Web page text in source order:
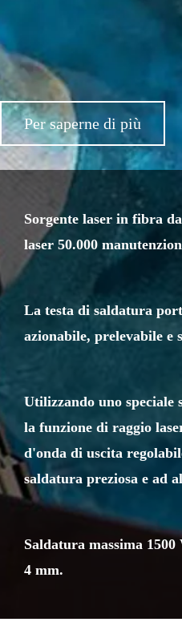
Per saperne di più
Sorgente laser in fibra
laser 50.000
La testa di saldatura
azionabile, prelevabile e
Utilizzando uno speciale
la funzione di raggio
d'onda di uscita
saldatura preziosa e ad
Saldatura massima
4 mm.